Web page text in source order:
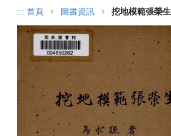
::: 首頁 圖書資訊 挖地模範張榮生